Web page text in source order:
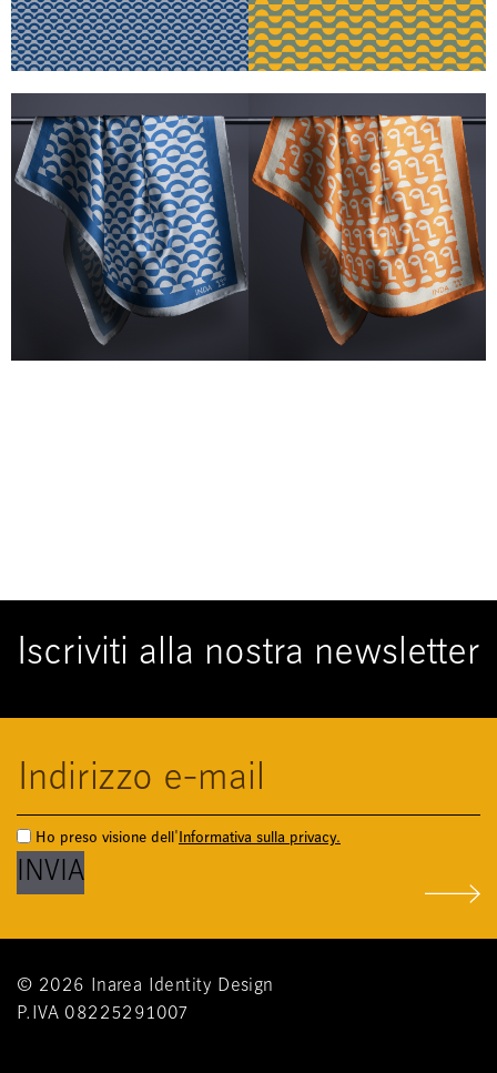
Iscriviti alla nostra newsletter
Ho preso visione dell'Informativa sulla privacy.
© 2026 Inarea Identity Design
P.IVA 08225291007